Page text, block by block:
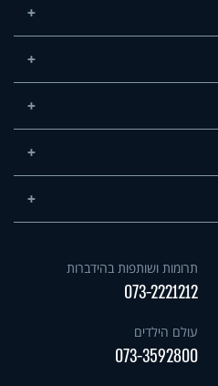
תרומות ושותפות בהידברות
073-2221212
עולם הילדים
073-3592800